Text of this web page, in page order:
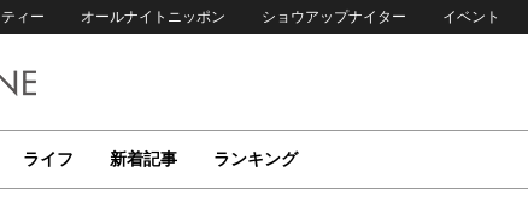
ィー オールナイトニッポン ショウアップナイター イベント
ライフ 新着記事 ランキング